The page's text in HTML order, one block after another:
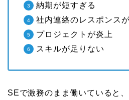
納期が短すぎる
社内連絡のレスポンス
プロジェクトが炎上
スキルが足りない
SEで激務のまま働いていると